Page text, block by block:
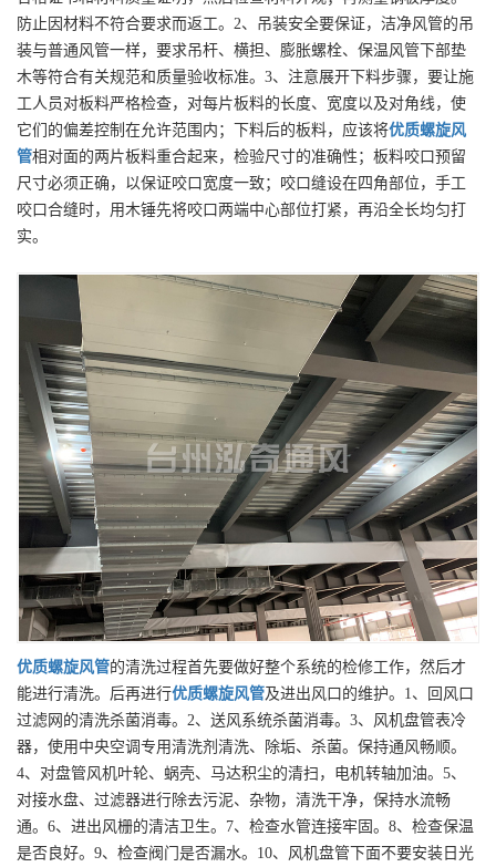
防止因材料不符合要求而返工。2、吊装安全要保证，洁净风管的吊
装与普通风管一样，要求吊杆、横担、膨胀螺栓、保温风管下部垫
木等符合有关规范和质量验收标准。3、注意展开下料步骤，要让施
工人员对板料严格检查，对每片板料的长度、宽度以及对角线，使
它们的偏差控制在允许范围内；下料后的板料，应该将优质螺旋风
管相对面的两片板料重合起来，检验尺寸的准确性；板料咬口预留
尺寸必须正确，以保证咬口宽度一致；咬口缝设在四角部位，手工
咬口合缝时，用木锤先将咬口两端中心部位打紧，再沿全长均匀打
实。
优质螺旋风管的清洗过程首先要做好整个系统的检修工作，然后才
能进行清洗。后再进行优质螺旋风管及进出风口的维护。1、回风口
过滤网的清洗杀菌消毒。2、送风系统杀菌消毒。3、风机盘管表冷
器，使用中央空调专用清洗剂清洗、除垢、杀菌。保持通风畅顺。
4、对盘管风机叶轮、蜗壳、马达积尘的清扫，电机转轴加油。5、
对接水盘、过滤器进行除去污泥、杂物，清洗干净，保持水流畅
通。6、进出风栅的清洁卫生。7、检查水管连接牢固。8、检查保温
是否良好。9、检查阀门是否漏水。10、风机盘管下面不要安装日光